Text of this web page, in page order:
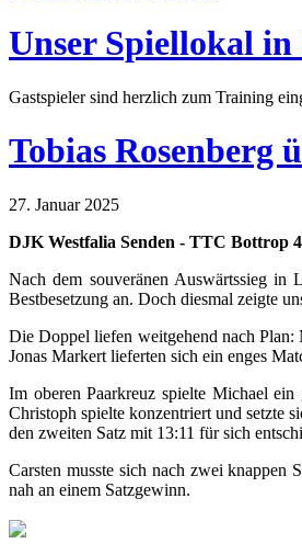
Unser Spiellokal in
Gastspieler sind herzlich zum Training
Tobias Rosenberg
27. Januar 2025
DJK Westfalia Senden - TTC Bottrop
Nach dem souveränen Auswärtssieg
Bestbesetzung an. Doch diesmal zeigte
Die Doppel liefen weitgehend nach Plan:
Jonas Markert lieferten sich ein enges
Im oberen Paarkreuz spielte Michael
Christoph spielte konzentriert und setzte
den zweiten Satz mit 13:11 für sich
Carsten musste sich nach zwei knappen
nah an einem Satzgewinn.